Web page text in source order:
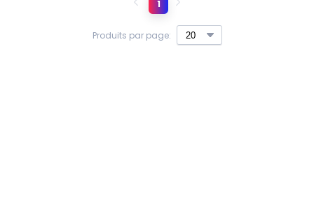
Produits par page:
1